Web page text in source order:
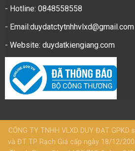
- Hotline: 0848558558
- Email:duydatctytnhhvlxd@gmail.com
- Website: duydatkiengiang.com
CÔNG TY TNHH VLXD DUY ĐẠT GPKD
và ĐT TP Rạch Giá cấp ngày 18/12/